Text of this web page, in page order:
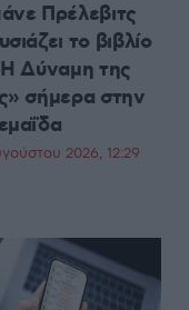
Πρέλεβιτς
το βιβλίο
Δύναμη της
σήμερα στην
2026, 12:29